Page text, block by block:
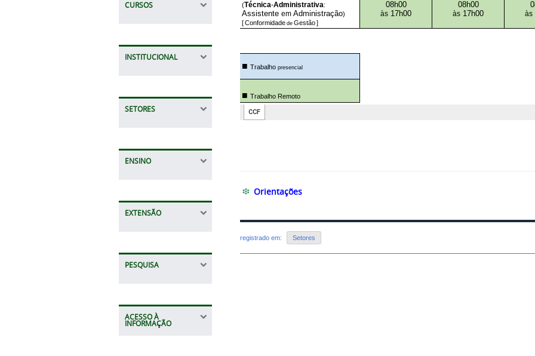
CURSOS
INSTITUCIONAL
SETORES
ENSINO
EXTENSÃO
PESQUISA
ACESSO À
INFORMAÇÃO
፨ Orientações
registrado em: Setores